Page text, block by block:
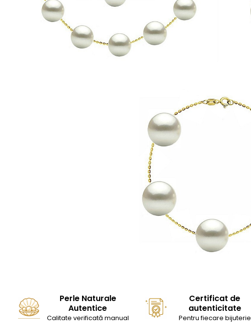
Seturi Perle cu Argint
Brățări cu Perle
Pandantive cu Perle
Perle Naturale
Autentice
Calitate verificată manual
Certificat de
autenticitate
Pentru fiecare bijuterie